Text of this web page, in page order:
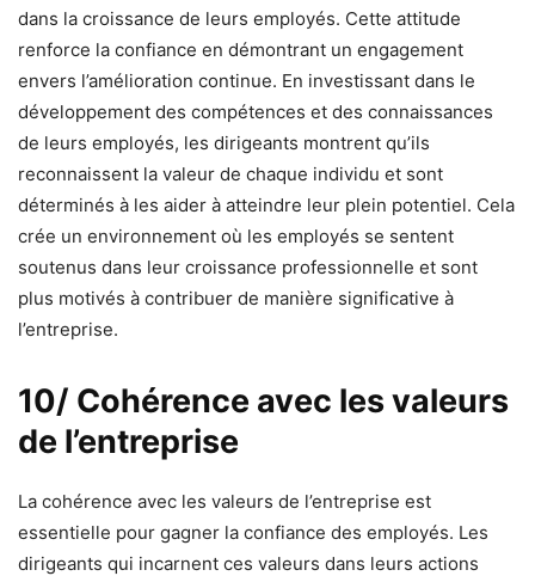
dans la croissance de leurs employés. Cette attitude
renforce la confiance en démontrant un engagement
envers l’amélioration continue. En investissant dans le
développement des compétences et des connaissances
de leurs employés, les dirigeants montrent qu’ils
reconnaissent la valeur de chaque individu et sont
déterminés à les aider à atteindre leur plein potentiel. Cela
crée un environnement où les employés se sentent
soutenus dans leur croissance professionnelle et sont
plus motivés à contribuer de manière significative à
l’entreprise.
10/ Cohérence avec les valeurs
de l’entreprise
La cohérence avec les valeurs de l’entreprise est
essentielle pour gagner la confiance des employés. Les
dirigeants qui incarnent ces valeurs dans leurs actions